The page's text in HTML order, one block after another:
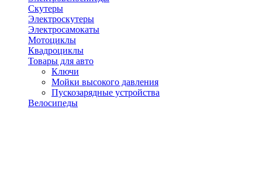
Скутеры
Электроскутеры
Электросамокаты
Мотоциклы
Квадроциклы
Товары для авто
Ключи
Мойки высокого давления
Пускозарядные устройства
Велосипеды